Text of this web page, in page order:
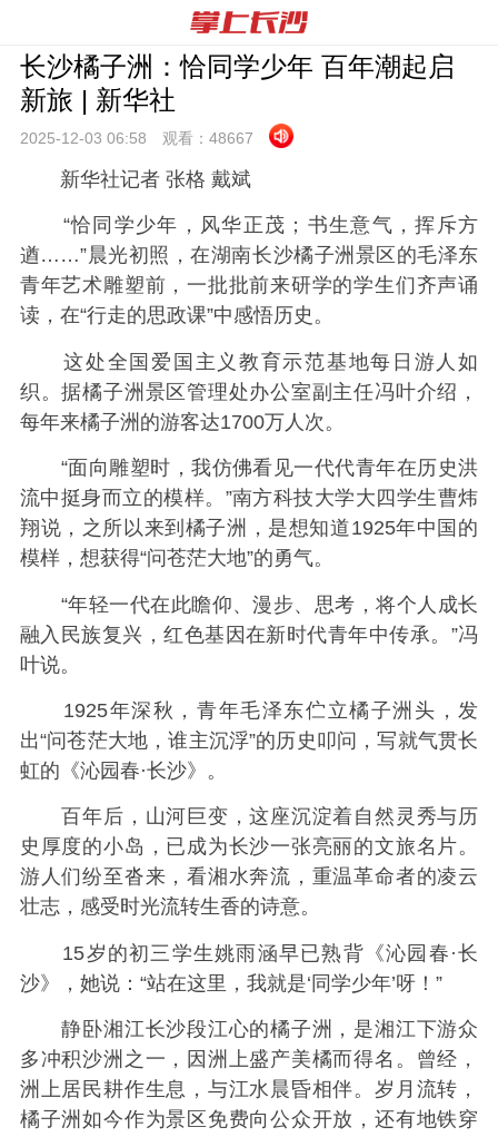
长沙橘子洲：恰同学少年 百年潮起启
新旅 | 新华社
2025-12-03 06:58 观看： 48667
新华社记者 张格 戴斌
“恰同学少年，风华正茂；书生意气，挥斥方
遒……”晨光初照，在湖南长沙橘子洲景区的毛泽东
青年艺术雕塑前，一批批前来研学的学生们齐声诵
读，在“行走的思政课”中感悟历史。
这处全国爱国主义教育示范基地每日游人如
织。据橘子洲景区管理处办公室副主任冯叶介绍，
每年来橘子洲的游客达1700万人次。
“面向雕塑时，我仿佛看见一代代青年在历史洪
流中挺身而立的模样。”南方科技大学大四学生曹炜
翔说，之所以来到橘子洲，是想知道1925年中国的
模样，想获得“问苍茫大地”的勇气。
“年轻一代在此瞻仰、漫步、思考，将个人成长
融入民族复兴，红色基因在新时代青年中传承。”冯
叶说。
1925年深秋，青年毛泽东伫立橘子洲头，发
出“问苍茫大地，谁主沉浮”的历史叩问，写就气贯长
虹的《沁园春·长沙》。
百年后，山河巨变，这座沉淀着自然灵秀与历
史厚度的小岛，已成为长沙一张亮丽的文旅名片。
游人们纷至沓来，看湘水奔流，重温革命者的凌云
壮志，感受时光流转生香的诗意。
15岁的初三学生姚雨涵早已熟背《沁园春·长
沙》，她说：“站在这里，我就是‘同学少年’呀！”
静卧湘江长沙段江心的橘子洲，是湘江下游众
多冲积沙洲之一，因洲上盛产美橘而得名。曾经，
洲上居民耕作生息，与江水晨昏相伴。岁月流转，
橘子洲如今作为景区免费向公众开放，还有地铁穿